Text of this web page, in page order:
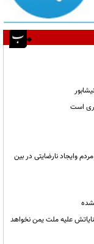
است
وایجاد نارضایتی در بین
علیه ملت یمن نخواهد